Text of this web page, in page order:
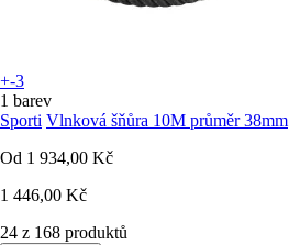
+-3
1 barev
Sporti Vlnková šňůra 10M průměr 38mm
Od 1 934,00 Kč
1 446,00 Kč
24 z 168 produktů